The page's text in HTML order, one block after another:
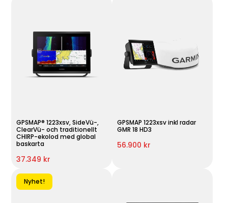
GPSMAP® 1223xsv, SideVü-,
ClearVü- och traditionellt
CHIRP-ekolod med global
baskarta
37.349 kr
GPSMAP 1223xsv inkl radar
GMR 18 HD3
56.900 kr
Nyhet!